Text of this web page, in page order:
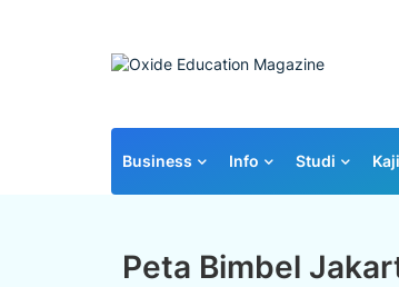
Business Info Studi
Peta Bimbel